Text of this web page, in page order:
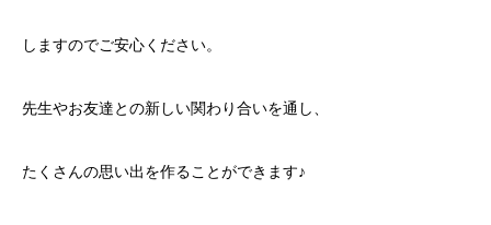
しますのでご安心ください。
先生やお友達との新しい関わり合いを通し、
たくさんの思い出を作ることができます♪